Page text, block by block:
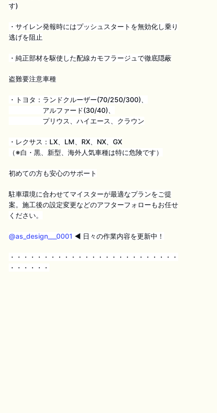
す)
・サイレン発報時にはプッシュスタートを無効化し乗り
逃げを阻止
・純正部材を駆使した配線カモフラージュで徹底隠蔽
盗難要注意車種
・トヨタ：ランドクルーザー(70/250/300)、
アルファード(30/40)、
プリウス、ハイエース、クラウン
・レクサス：LX、LM、RX、NX、GX
（※白・黒、新型、海外人気車種は特に危険です）
初めての方も安心のサポート
駐車環境に合わせてマイスターが最適なプランをご提
案。施工後の設定変更などのアフターフォローもお任せ
ください。
@as_design___0001 ◀︎ 日々の作業内容を更新中！
・・・・・・・・・・・・・・・・・・・・・・・・・
・・・・・・